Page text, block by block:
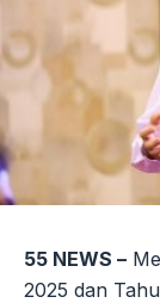
55 NEWS –
2025 dan